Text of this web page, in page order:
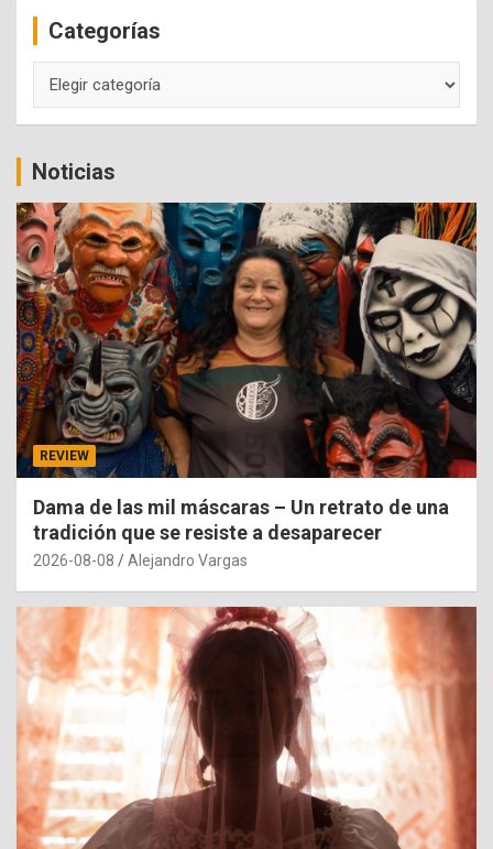
c
Categorías
Noticias
REVIEW
Dama de las mil máscaras – Un retrato de una
tradición que se resiste a desaparecer
2026-08-08 Alejandro Vargas